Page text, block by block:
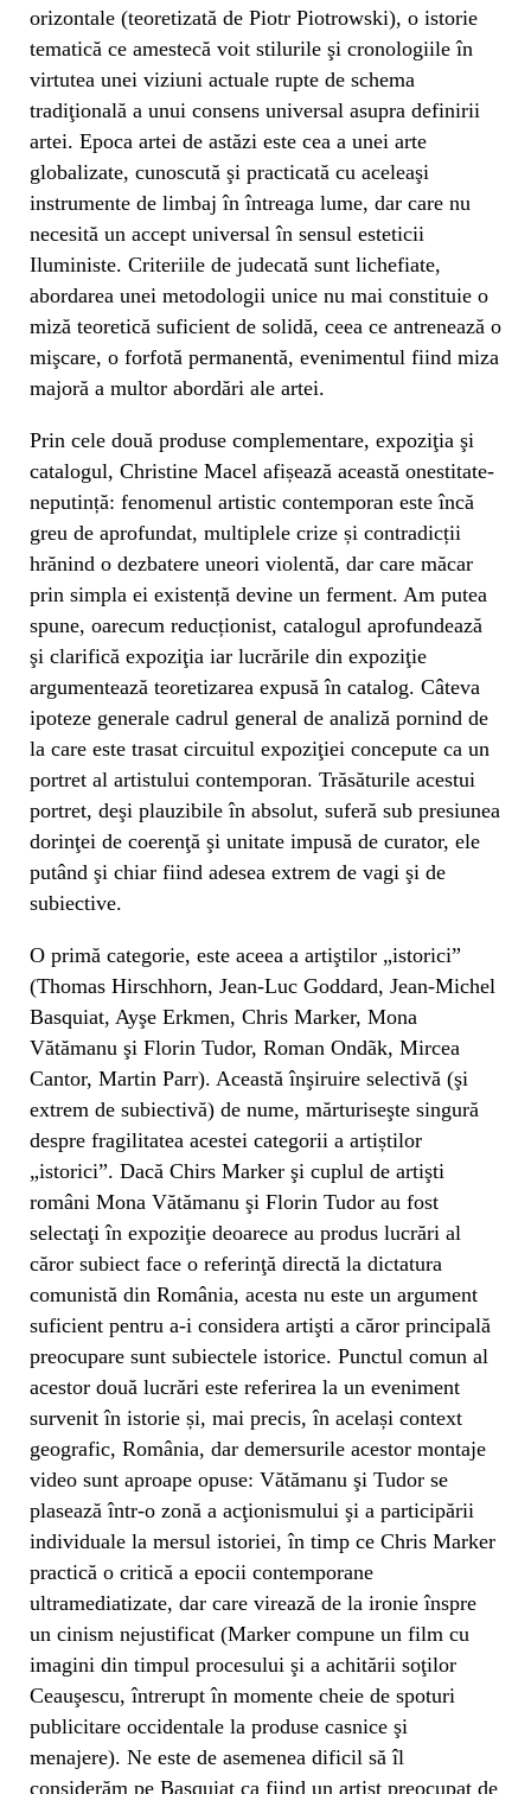
orizontale (teoretizată de Piotr Piotrowski), o istorie
tematică ce amestecă voit stilurile şi cronologiile în
virtutea unei viziuni actuale rupte de schema
tradiţională a unui consens universal asupra definirii
artei. Epoca artei de astăzi este cea a unei arte
globalizate, cunoscută şi practicată cu aceleaşi
instrumente de limbaj în întreaga lume, dar care nu
necesită un accept universal în sensul esteticii
Iluministe. Criteriile de judecată sunt lichefiate,
abordarea unei metodologii unice nu mai constituie o
miză teoretică suficient de solidă, ceea ce antrenează o
mişcare, o forfotă permanentă, evenimentul fiind miza
majoră a multor abordări ale artei.
Prin cele două produse complementare, expoziţia şi
catalogul, Christine Macel afișează această onestitate-
neputință: fenomenul artistic contemporan este încă
greu de aprofundat, multiplele crize și contradicții
hrănind o dezbatere uneori violentă, dar care măcar
prin simpla ei existență devine un ferment. Am putea
spune, oarecum reducționist, catalogul aprofundează
şi clarifică expoziţia iar lucrările din expoziţie
argumentează teoretizarea expusă în catalog. Câteva
ipoteze generale cadrul general de analiză pornind de
la care este trasat circuitul expoziţiei concepute ca un
portret al artistului contemporan. Trăsăturile acestui
portret, deşi plauzibile în absolut, suferă sub presiunea
dorinţei de coerenţă şi unitate impusă de curator, ele
putând şi chiar fiind adesea extrem de vagi şi de
subiective.
O primă categorie, este aceea a artiştilor „istorici”
(Thomas Hirschhorn, Jean-Luc Goddard, Jean-Michel
Basquiat, Ayşe Erkmen, Chris Marker, Mona
Vătămanu şi Florin Tudor, Roman Ondãk, Mircea
Cantor, Martin Parr). Această înşiruire selectivă (şi
extrem de subiectivă) de nume, mărturiseşte singură
despre fragilitatea acestei categorii a artiștilor
„istorici”. Dacă Chirs Marker şi cuplul de artişti
români Mona Vătămanu şi Florin Tudor au fost
selectaţi în expoziţie deoarece au produs lucrări al
căror subiect face o referinţă directă la dictatura
comunistă din România, acesta nu este un argument
suficient pentru a-i considera artişti a căror principală
preocupare sunt subiectele istorice. Punctul comun al
acestor două lucrări este referirea la un eveniment
survenit în istorie și, mai precis, în același context
geografic, România, dar demersurile acestor montaje
video sunt aproape opuse: Vătămanu şi Tudor se
plasează într-o zonă a acţionismului şi a participării
individuale la mersul istoriei, în timp ce Chris Marker
practică o critică a epocii contemporane
ultramediatizate, dar care virează de la ironie înspre
un cinism nejustificat (Marker compune un film cu
imagini din timpul procesului şi a achitării soţilor
Ceauşescu, întrerupt în momente cheie de spoturi
publicitare occidentale la produse casnice şi
menajere). Ne este de asemenea dificil să îl
considerăm pe Basquiat ca fiind un artist preocupat de